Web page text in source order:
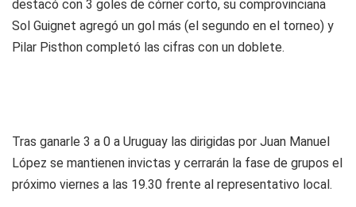
destacó con 3 goles de córner corto, su comprovinciana
Sol Guignet agregó un gol más (el segundo en el torneo) y
Pilar Pisthon completó las cifras con un doblete.
Tras ganarle 3 a 0 a Uruguay las dirigidas por Juan Manuel
López se mantienen invictas y cerrarán la fase de grupos el
próximo viernes a las 19.30 frente al representativo local.